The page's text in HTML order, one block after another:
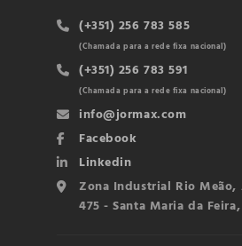
(+351) 256 783 585
(Chamada para a rede fixa nacional)
(+351) 256 783 591
(Chamada para a rede fixa nacional)
info@jormax.com
Facebook
Linkedin
Zona Industrial Rio Meão,
475 - Santa Maria da